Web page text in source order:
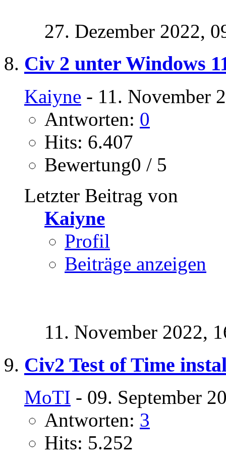
27. Dezember 2022,
Civ 2 unter Windows
Kaiyne - 11. November
Antworten: 0
Hits: 6.407
Bewertung0 / 5
Letzter Beitrag von
Kaiyne
Profil
Beiträge anzeigen
11. November 2022,
Civ2 Test of Time
MoTI - 09. September
Antworten: 3
Hits: 5.252